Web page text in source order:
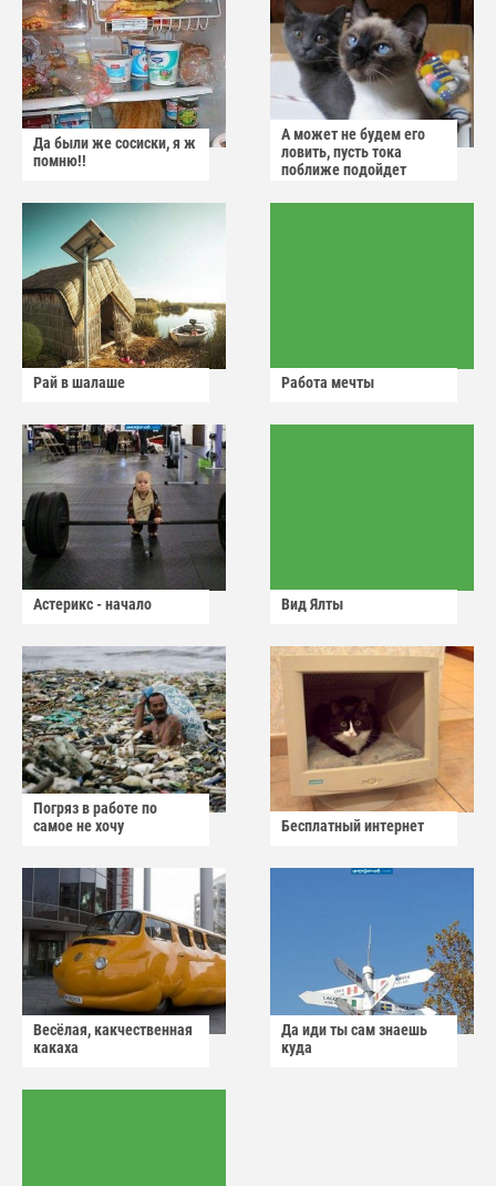
Да были же сосиски, я ж
помню!!
А может не будем его
ловить, пусть тока
поближе подойдет
Рай в шалаше Работа мечты
Астерикс - начало Вид Ялты
Погряз в работе по
самое не хочу
Бесплатный интернет
Весёлая, какчественная
какаха
Да иди ты сам знаешь
куда